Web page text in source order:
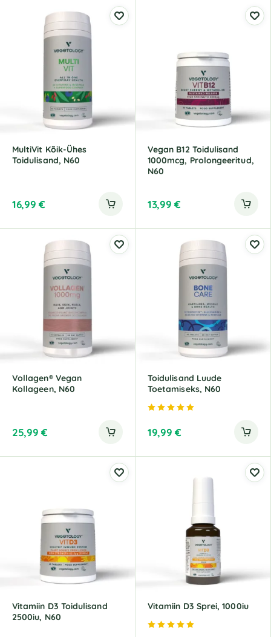
MultiVit Kõik-Ühes
Toidulisand, N60
16,99 €
Vegan B12 Toidulisand
1000mcg, Prolongeeritud,
N60
13,99 €
Vollagen® Vegan
Kollageen, N60
25,99 €
Toidulisand Luude
Toetamiseks, N60
19,99 €
Vitamiin D3 Toidulisand
2500iu, N60
Vitamiin D3 Sprei, 1000iu